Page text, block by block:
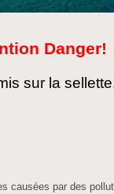
Danger!
sur la
causées par des